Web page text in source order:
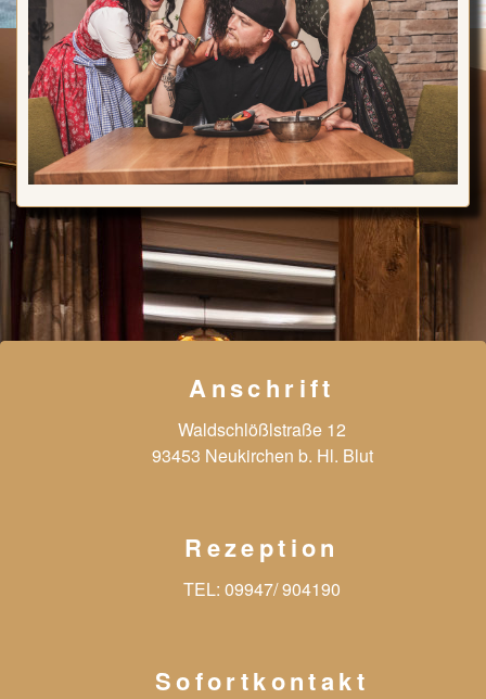
Anschrift
Waldschlößlstraße 12
93453 Neukirchen b. Hl. Blut
Rezeption
TEL: 09947/ 904190
Sofortkontakt